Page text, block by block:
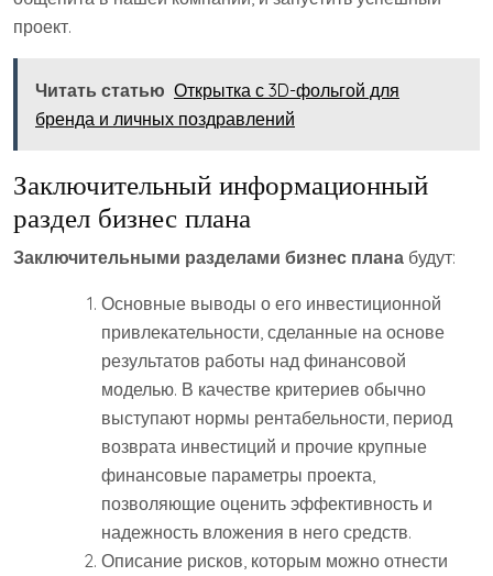
проект.
Читать статью Открытка с 3D-фольгой для
бренда и личных поздравлений
Заключительный информационный
раздел бизнес плана
Заключительными разделами бизнес плана будут:
Основные выводы о его инвестиционной
привлекательности, сделанные на основе
результатов работы над финансовой
моделью. В качестве критериев обычно
выступают нормы рентабельности, период
возврата инвестиций и прочие крупные
финансовые параметры проекта,
позволяющие оценить эффективность и
надежность вложения в него средств.
Описание рисков, которым можно отнести